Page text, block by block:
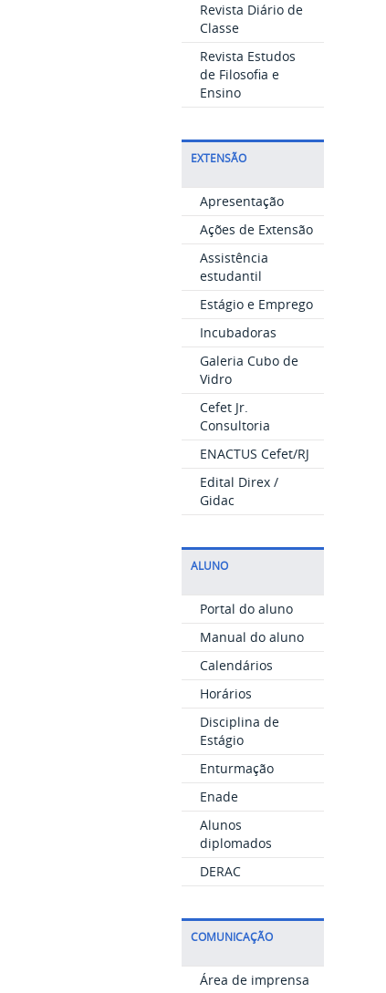
Revista Diário de
Classe
Revista Estudos
de Filosofia e
Ensino
EXTENSÃO
Apresentação
Ações de Extensão
Assistência
estudantil
Estágio e Emprego
Incubadoras
Galeria Cubo de
Vidro
Cefet Jr.
Consultoria
ENACTUS Cefet/RJ
Edital Direx /
Gidac
ALUNO
Portal do aluno
Manual do aluno
Calendários
Horários
Disciplina de
Estágio
Enturmação
Enade
Alunos
diplomados
DERAC
COMUNICAÇÃO
Área de imprensa